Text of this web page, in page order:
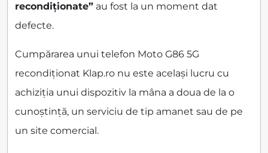
recondiționate” au fost la un moment dat
defecte.
Cumpărarea unui telefon Moto G86 5G
recondiționat Klap.ro nu este același lucru cu
achiziția unui dispozitiv la mâna a doua de la o
cunoștință, un serviciu de tip amanet sau de pe
un site comercial.